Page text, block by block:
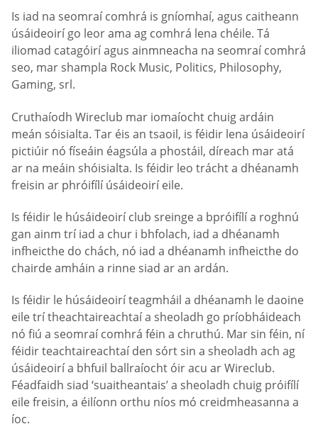
Is iad na seomraí comhrá is gníomhaí, agus caitheann
úsáideoirí go leor ama ag comhrá lena chéile. Tá
iliomad catagóirí agus ainmneacha na seomraí comhrá
seo, mar shampla Rock Music, Politics, Philosophy,
Gaming, srl.
Cruthaíodh Wireclub mar iomaíocht chuig ardáin
meán sóisialta. Tar éis an tsaoil, is féidir lena úsáideoirí
pictiúir nó físeáin éagsúla a phostáil, díreach mar atá
ar na meáin shóisialta. Is féidir leo trácht a dhéanamh
freisin ar phróifílí úsáideoirí eile.
Is féidir le húsáideoirí club sreinge a bpróifílí a roghnú
gan ainm trí iad a chur i bhfolach, iad a dhéanamh
infheicthe do chách, nó iad a dhéanamh infheicthe do
chairde amháin a rinne siad ar an ardán.
Is féidir le húsáideoirí teagmháil a dhéanamh le daoine
eile trí theachtaireachtaí a sheoladh go príobháideach
nó fiú a seomraí comhrá féin a chruthú. Mar sin féin, ní
féidir teachtaireachtaí den sórt sin a sheoladh ach ag
úsáideoirí a bhfuil ballraíocht óir acu ar Wireclub.
Féadfaidh siad ‘suaitheantais’ a sheoladh chuig próifílí
eile freisin, a éilíonn orthu níos mó creidmheasanna a
íoc.